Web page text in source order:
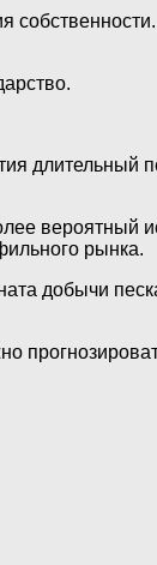
длительный
вероятный
рынка.
добычи